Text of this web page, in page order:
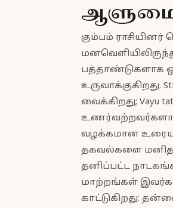
கும்பம்
பத்தாண்டுகளாக
உருவாக்குகிறது.
வைக்கிறது;
வழக்கமான
தகவல்களை
தனிப்பட்ட
மாற்றங்கள்
காட்டுகிறது: